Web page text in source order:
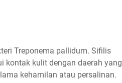
Treponema pallidum. Sifilis
kontak kulit dengan daerah yang
kehamilan atau persalinan.